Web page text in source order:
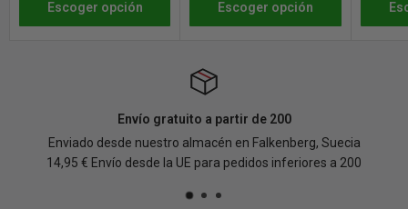
productos personalizados o fabricados bajo pedido. Consulta
nuestrapolítica de devolucionespara conocer todos los detalles y
Escoger opción Escoger opción
Envío gratuito a partir de 200
Enviado desde nuestro almacén en Falkenberg, Suecia
14,95 € Envío desde la UE para pedidos inferiores a 200